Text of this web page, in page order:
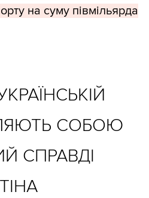
на суму півмільярда
СОБОЮ
СПРАВДІ